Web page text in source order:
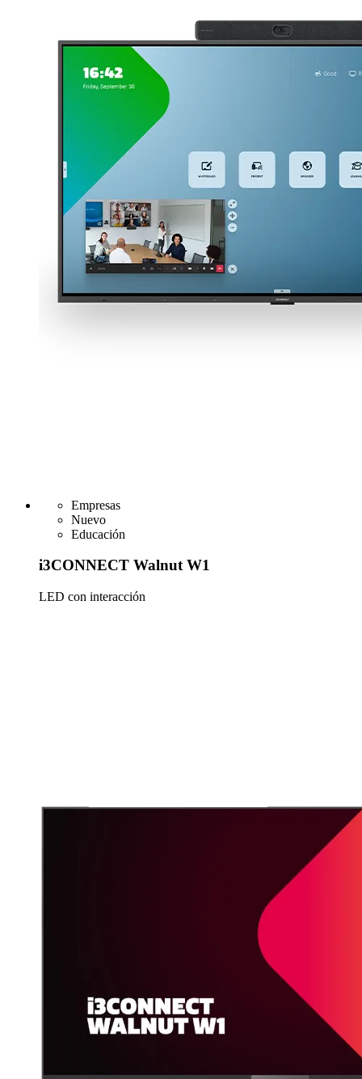
Empresas
Nuevo
Educación
i3CONNECT Walnut W1
LED con interacción